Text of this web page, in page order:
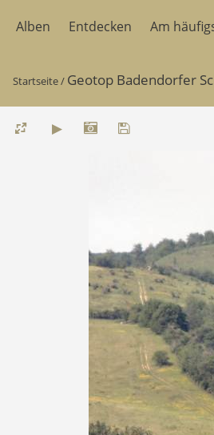
Alben Entdecken Am
Startseite/ Geotop Badendorfer